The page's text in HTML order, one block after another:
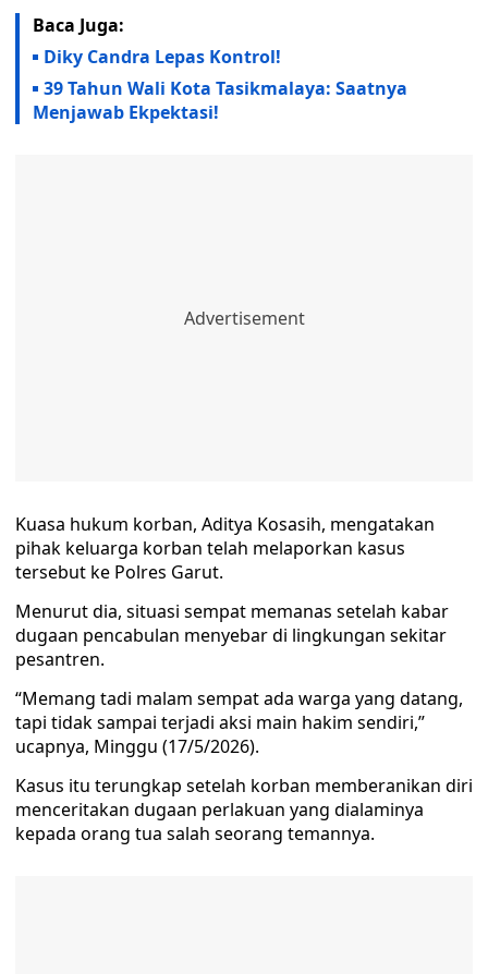
Baca Juga:
Diky Candra Lepas Kontrol!
39 Tahun Wali Kota Tasikmalaya: Saatnya
Menjawab Ekpektasi!
Kuasa hukum korban, Aditya Kosasih, mengatakan
pihak keluarga korban telah melaporkan kasus
tersebut ke Polres Garut.
Menurut dia, situasi sempat memanas setelah kabar
dugaan pencabulan menyebar di lingkungan sekitar
pesantren.
“Memang tadi malam sempat ada warga yang datang,
tapi tidak sampai terjadi aksi main hakim sendiri,”
ucapnya, Minggu (17/5/2026).
Kasus itu terungkap setelah korban memberanikan diri
menceritakan dugaan perlakuan yang dialaminya
kepada orang tua salah seorang temannya.